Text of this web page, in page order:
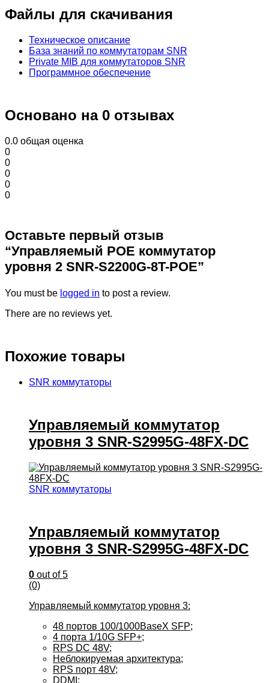
Файлы для скачивания
Техническое описание
База знаний по коммутаторам SNR
Private MIB для коммутаторов SNR
Программное обеспечение
Основано на 0 отзывах
0.0 общая оценка
0
0
0
0
0
Оставьте первый отзыв
“Управляемый POE коммутатор
уровня 2 SNR-S2200G-8T-POE”
You must be logged in to post a review.
There are no reviews yet.
Похожие товары
SNR коммутаторы
Управляемый коммутатор
уровня 3 SNR-S2995G-48FX-DC
SNR коммутаторы
Управляемый коммутатор
уровня 3 SNR-S2995G-48FX-DC
0 out of 5
(0)
Управляемый коммутатор уровня 3:
48 портов 100/1000BaseX SFP;
4 порта 1/10G SFP+;
RPS DC 48V;
Неблокируемая архитектура;
RPS порт 48V;
DDMI;